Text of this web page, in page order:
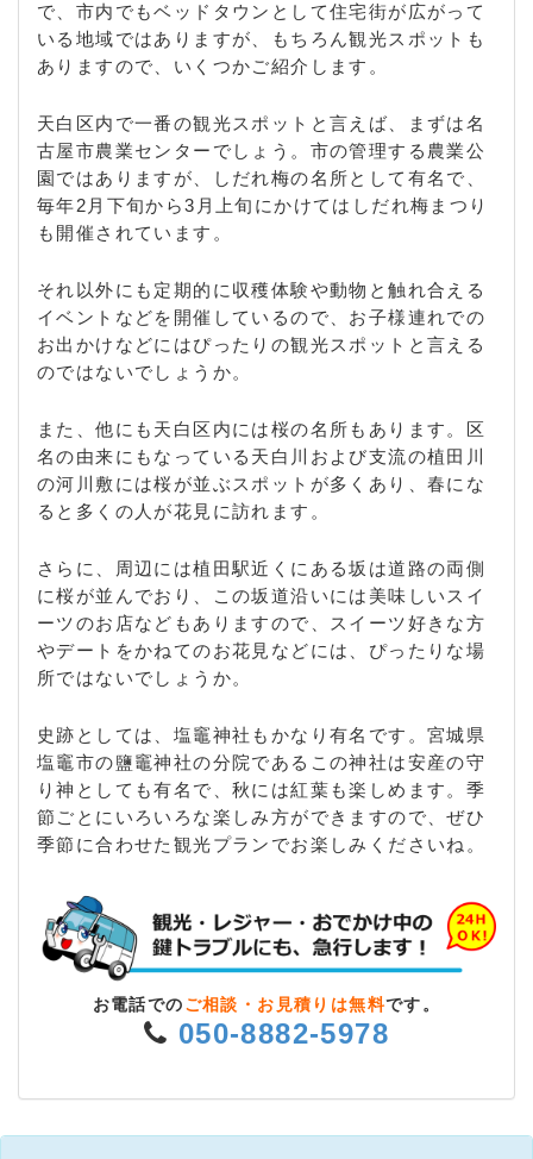
で、市内でもベッドタウンとして住宅街が広がって
いる地域ではありますが、もちろん観光スポットも
ありますので、いくつかご紹介します。
天白区内で一番の観光スポットと言えば、まずは名
古屋市農業センターでしょう。市の管理する農業公
園ではありますが、しだれ梅の名所として有名で、
毎年2月下旬から3月上旬にかけてはしだれ梅まつり
も開催されています。
それ以外にも定期的に収穫体験や動物と触れ合える
イベントなどを開催しているので、お子様連れでの
お出かけなどにはぴったりの観光スポットと言える
のではないでしょうか。
また、他にも天白区内には桜の名所もあります。区
名の由来にもなっている天白川および支流の植田川
の河川敷には桜が並ぶスポットが多くあり、春にな
ると多くの人が花見に訪れます。
さらに、周辺には植田駅近くにある坂は道路の両側
に桜が並んでおり、この坂道沿いには美味しいスイ
ーツのお店などもありますので、スイーツ好きな方
やデートをかねてのお花見などには、ぴったりな場
所ではないでしょうか。
史跡としては、塩竈神社もかなり有名です。宮城県
塩竈市の鹽竈神社の分院であるこの神社は安産の守
り神としても有名で、秋には紅葉も楽しめます。季
節ごとにいろいろな楽しみ方ができますので、ぜひ
季節に合わせた観光プランでお楽しみくださいね。
お電話での ご相談・お見積りは無料です。
050-8882-5978